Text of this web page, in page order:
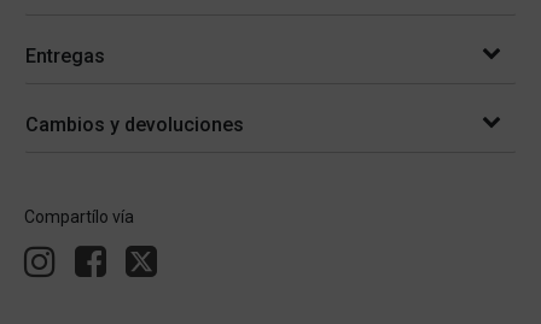
Entregas
Cambios y devoluciones
Compartílo vía